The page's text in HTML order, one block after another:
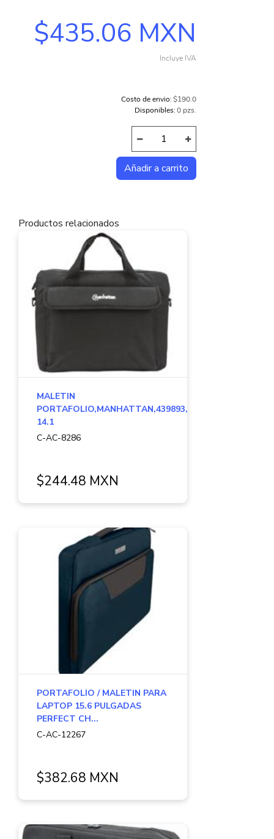
VIDEO (126)
PC GAMER BASICA
COMPUTADORAS (2)
TODAS LAS CATEGORÍAS
$435.06 MXN
Incluye IVA
Costo de envio:$190.0
Disponibles:0 pzs.
Productos relacionados
MALETIN
PORTAFOLIO,MANHATTAN,439893,
14.1
C-AC-8286
$244.48 MXN
PORTAFOLIO / MALETIN PARA
LAPTOP 15.6 PULGADAS
PERFECT CH...
C-AC-12267
$382.68 MXN